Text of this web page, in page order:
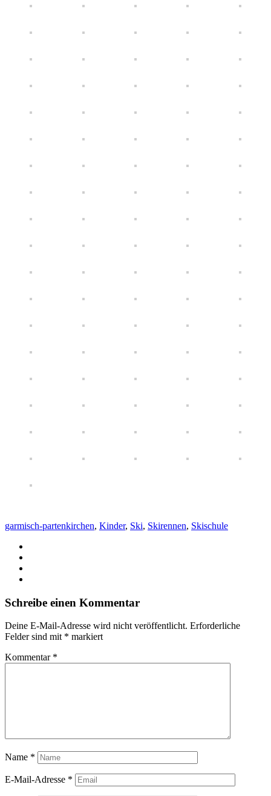
garmisch-partenkirchen, Kinder, Ski, Skirennen, Skischule
Schreibe einen Kommentar
Deine E-Mail-Adresse wird nicht veröffentlicht. Erforderliche
Felder sind mit * markiert
Kommentar *
Name *
E-Mail-Adresse *